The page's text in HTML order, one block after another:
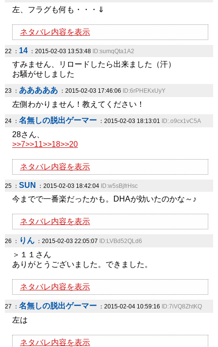
左、フラグも何も・・・⇓
ネタバレ内容を表示
22 ： 14 ：2015-02-03 13:53:48 ID:sumqQta1A2
すみません、リロードしたら出来ました（汗）
お騒がせしました
23 ： あああああ ：2015-02-03 17:46:06 ID:6rPHEKxUyY
左側わかりません！教えてください！
24 ： 名無しの脱出ゲーマー ：2015-02-03 18:13:01 ID:.o9cx1vC5A
28さん、
>>7>>11>>18>>20
ネタバレ内容を表示
25 ： SUN ：2015-02-03 18:42:04 ID:w5sBjfrHsc
今までで一番楽だったかも。DHAが効いたのかな～♪
ネタバレ内容を表示
26 ： りん ：2015-02-03 22:05:07 ID:LVBd52QLd6
＞１１さん
ありがとうございました。できました。
ネタバレ内容を表示
27 ： 名無しの脱出ゲーマー ：2015-02-04 10:59:16 ID:7iVQ8ZhtKQ
左は
ネタバレ内容を表示